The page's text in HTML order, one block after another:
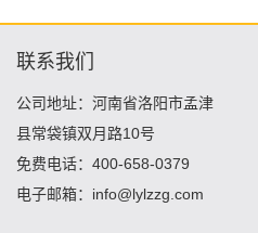
联系我们
公司地址：河南省洛阳市孟津
县常袋镇双月路10号
免费电话：400-658-0379
电子邮箱：info@lylzzg.com